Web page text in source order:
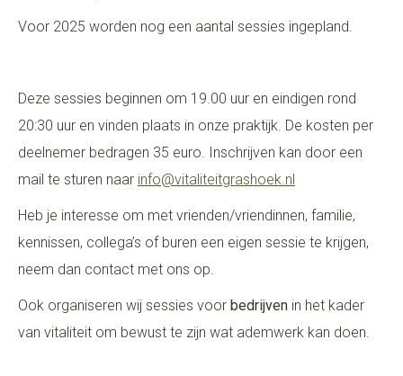
Voor 2025 worden nog een aantal sessies ingepland.
Deze sessies beginnen om 19.00 uur en eindigen rond
20:30 uur en vinden plaats in onze praktijk. De kosten per
deelnemer bedragen 35 euro. Inschrijven kan door een
mail te sturen naar info@vitaliteitgrashoek.nl
Heb je interesse om met vrienden/vriendinnen, familie,
kennissen, collega’s of buren een eigen sessie te krijgen,
neem dan contact met ons op.
Ook organiseren wij sessies voor bedrijven in het kader
van vitaliteit om bewust te zijn wat ademwerk kan doen.